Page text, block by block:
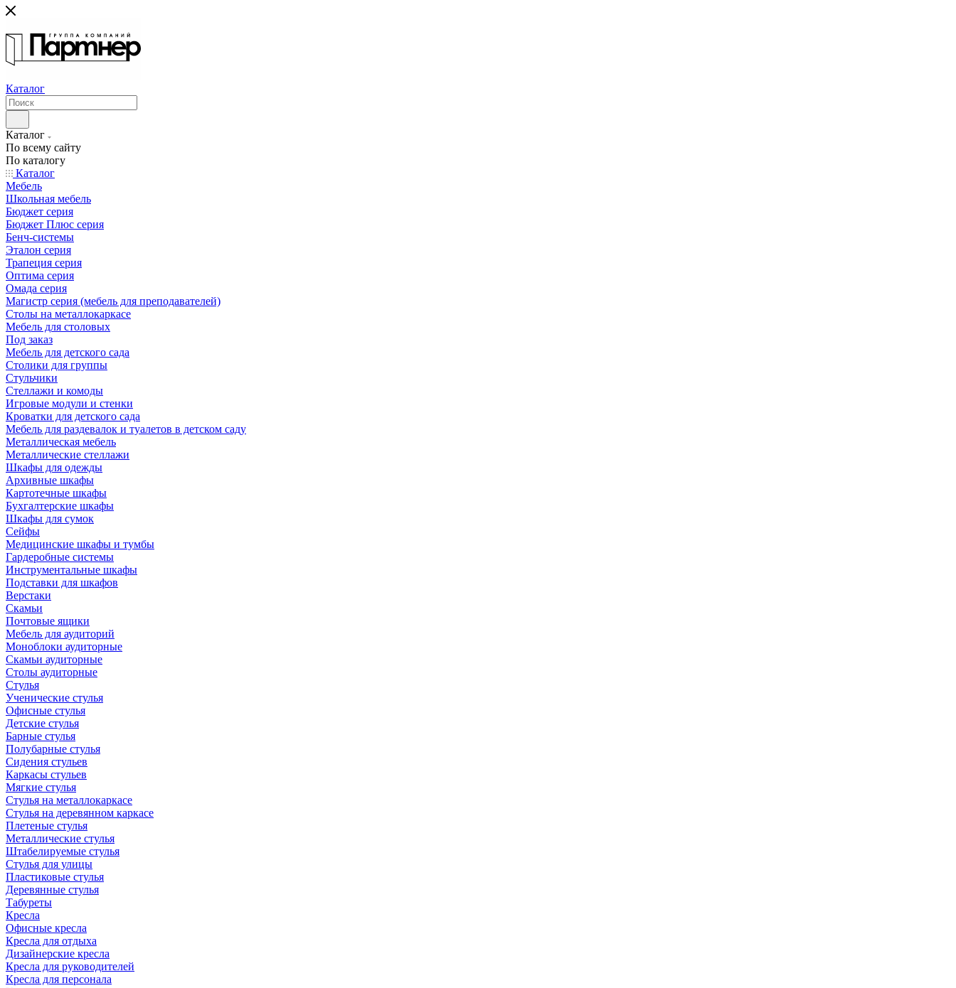
Каталог
Каталог
По всему сайту
По каталогу
Каталог
Мебель
Школьная мебель
Бюджет серия
Бюджет Плюс серия
Бенч-системы
Эталон серия
Трапеция серия
Оптима серия
Омада серия
Магистр серия (мебель для преподавателей)
Столы на металлокаркасе
Мебель для столовых
Под заказ
Мебель для детского сада
Столики для группы
Стульчики
Стеллажи и комоды
Игровые модули и стенки
Кроватки для детского сада
Мебель для раздевалок и туалетов в детском саду
Металлическая мебель
Металлические стеллажи
Шкафы для одежды
Архивные шкафы
Картотечные шкафы
Бухгалтерские шкафы
Шкафы для сумок
Сейфы
Медицинские шкафы и тумбы
Гардеробные системы
Инструментальные шкафы
Подставки для шкафов
Верстаки
Скамьи
Почтовые ящики
Мебель для аудиторий
Моноблоки аудиторные
Скамьи аудиторные
Столы аудиторные
Стулья
Ученические стулья
Офисные стулья
Детские стулья
Барные стулья
Полубарные стулья
Сидения стульев
Каркасы стульев
Мягкие стулья
Стулья на металлокаркасе
Стулья на деревянном каркасе
Плетеные стулья
Металлические стулья
Штабелируемые стулья
Стулья для улицы
Пластиковые стулья
Деревянные стулья
Табуреты
Кресла
Офисные кресла
Кресла для отдыха
Дизайнерские кресла
Кресла для руководителей
Кресла для персонала